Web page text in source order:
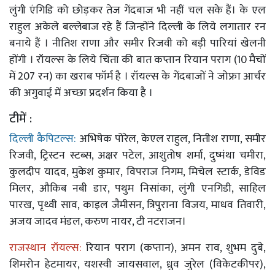
लुंगी एंगिडि को छोड़कर तेज गेंदबाज भी नहीं चल सके हैं। के एल
राहुल अकेले बल्लेबाज रहे हैं जिन्होंने दिल्ली के लिये लगातार रन
बनाये हैं । नीतिश राणा और समीर रिजवी को बड़ी पारियां खेलनी
होंगी । रॉयल्स के लिये चिंता की बात कप्तान रियान पराग (10 मैचों
में 207 रन) का खराब फॉर्म है । रॉयल्स के गेंदबाजों ने जोफ्रा आर्चर
की अगुवाई में अच्छा प्रदर्शन किया है ।
टीमें :
दिल्ली कैपिटल्स: अभिषेक पोरेल, केएल राहुल, नितीश राणा, समीर
रिजवी, ट्रिस्टन स्टब्स, अक्षर पटेल, आशुतोष शर्मा, दुष्मंथा चमीरा,
कुलदीप यादव, मुकेश कुमार, विपराज निगम, मिचेल स्टार्क, डेविड
मिलर, औकिब नबी डार, पथुम निसांका, लुंगी एनगिडी, साहिल
पारख, पृथ्वी साव, काइल जैमीसन, त्रिपुराना विजय, माधव तिवारी,
अजय जादव मंडल, करुण नायर, टी नटराजन।
राजस्थान रॉयल्स:रियान पराग (कप्तान), अमन राव, शुभम दुबे,
शिमरोन हेटमायर, यशस्वी जायसवाल, ध्रुव जुरेल (विकेटकीपर),